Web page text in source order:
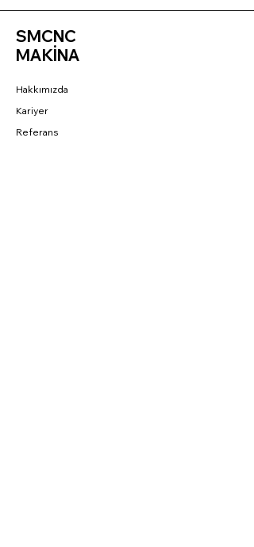
SMCNC
MAKİNA
Hakkımızda
Kariyer
Referans